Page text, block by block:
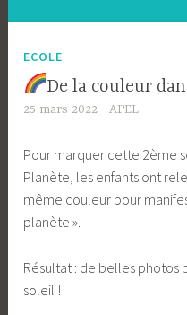
ECOLE
De la couleur
25 mars 2022 APEL
Pour marquer cette 2ème
Planète, les enfants ont
même couleur pour
planète ».
Résultat : de belles photos
soleil !